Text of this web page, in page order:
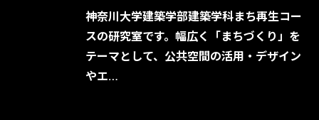
神奈川大学建築学部建築学科まち再生コー
スの研究室です。幅広く「まちづくり」を
テーマとして、公共空間の活用・デザイン
やエ…